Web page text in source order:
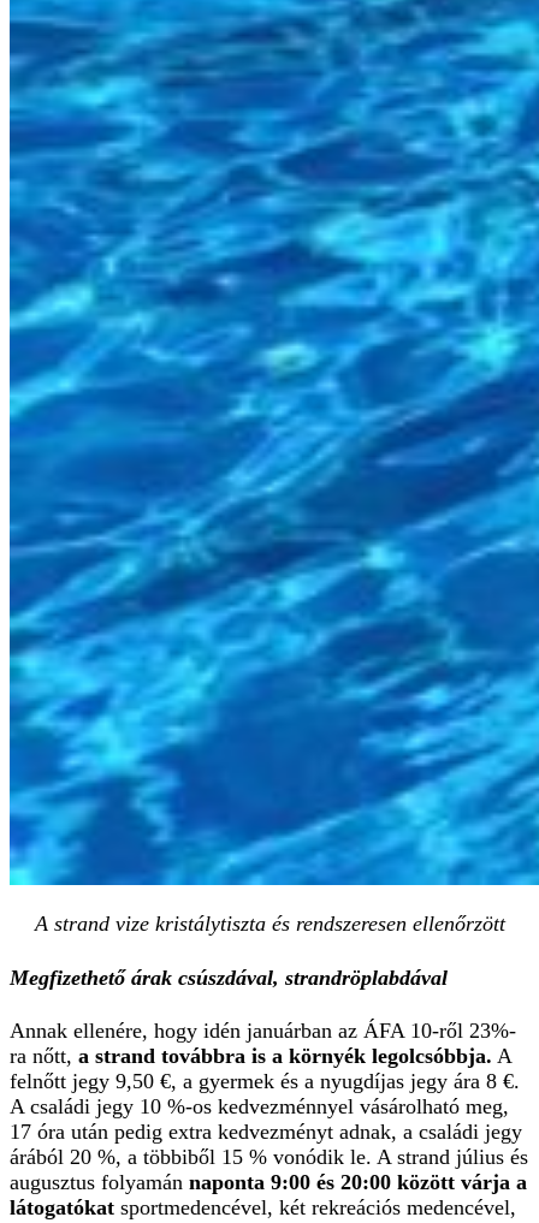
A strand vize kristálytiszta és rendszeresen ellenőrzött
Megfizethető árak csúszdával, strandröplabdával
Annak ellenére, hogy idén januárban az ÁFA 10-ről 23%-
ra nőtt, a strand továbbra is a környék legolcsóbbja. A
felnőtt jegy 9,50 €, a gyermek és a nyugdíjas jegy ára 8 €.
A családi jegy 10 %-os kedvezménnyel vásárolható meg,
17 óra után pedig extra kedvezményt adnak, a családi jegy
árából 20 %, a többiből 15 % vonódik le. A strand július és
augusztus folyamán naponta 9:00 és 20:00 között várja a
látogatókat sportmedencével, két rekreációs medencével,